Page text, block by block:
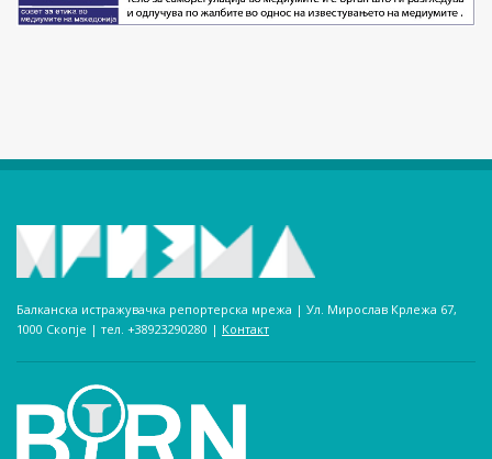
Балканска истражувачка репортерска мрежа | Ул. Мирослав Крлежа 67,
1000 Скопје | тел. +38923290280­ | Контакт